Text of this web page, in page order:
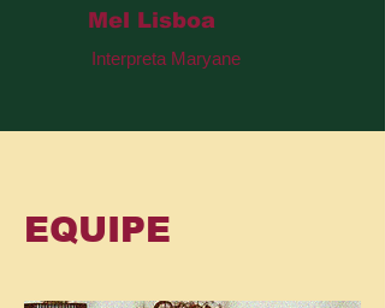
Mel Lisboa
Interpreta Maryane
EQUIPE